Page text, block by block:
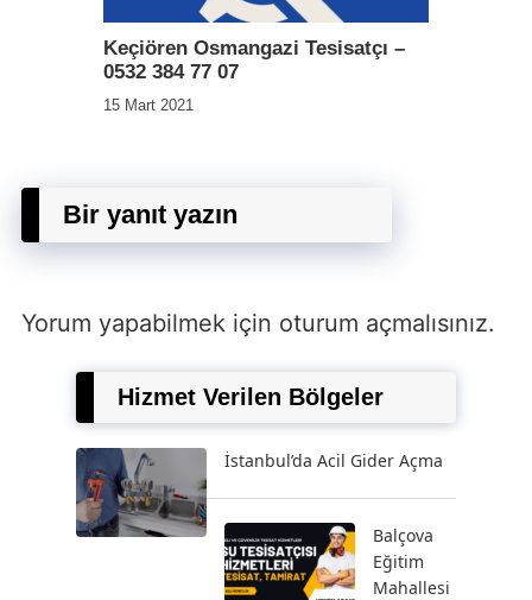
Keçiören Osmangazi Tesisatçı –
0532 384 77 07
15 Mart 2021
Bir yanıt yazın
Yorum yapabilmek için oturum açmalısınız.
Hizmet Verilen Bölgeler
İstanbul’da Acil Gider Açma
Balçova
Eğitim
Mahallesi